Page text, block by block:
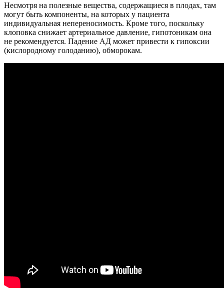
Несмотря на полезные вещества, содержащиеся в плодах, там
могут быть компоненты, на которых у пациента
индивидуальная непереносимость. Кроме того, поскольку
клоповка снижает артериальное давление, гипотоникам она
не рекомендуется. Падение АД может привести к гипоксии
(кислородному голоданию), обморокам.